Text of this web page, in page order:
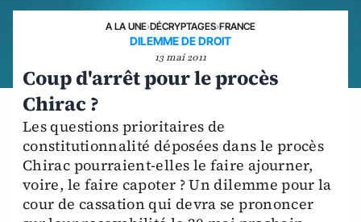
A LA UNE›DÉCRYPTAGES›FRANCE
DILEMME DE DROIT
13 mai 2011
Coup d'arrêt pour le procès
Chirac ?
Les questions prioritaires de
constitutionnalité déposées dans le procès
Chirac pourraient-elles le faire ajourner,
voire, le faire capoter ? Un dilemme pour la
cour de cassation qui devra se prononcer